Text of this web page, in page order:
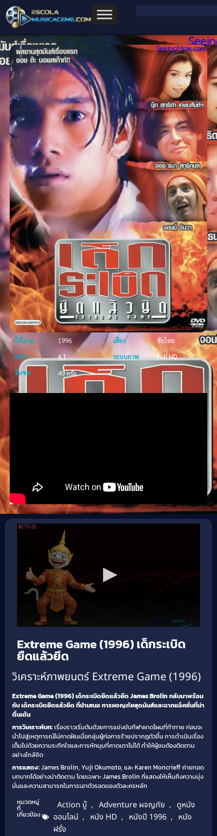
ปีที่ฉาย 1996 เสียง
ซับไทย
IMDb
6.1 ระบบภาพ
Full HD
รับชม
49 ครั้ง
Extreme Game (1996) เด็กระเบิด
ยืดแล้วยึด
วิเคราะห์ภาพยนตร์ Extreme Game (1996)
Extreme Game (1996) เด็กระเบิดยืดแล้วยึด James Brolin กลับมาพร้อม
กับ เด็กระเบิดยืดแล้วยึด ที่นำเสนอ การผจญภัยสุดมันส์และฉากแอ็คชั่นที่น่า
ตื่นเต้น
การวิเคราะห์บท:เรื่องราวเริ่มต้นด้วยการแข่งขันกีฬาผาดโผนที่ท้าทาย ก่อนจะ
นำไปสู่เหตุการณ์ไม่คาดฝันเมื่อกลุ่มผู้ก่อการร้ายปรากฏตัวขึ้น การดำเนินเรื่อง
เต็มไปด้วยความระทึกใจและการหักมุมที่คาดเดาไม่ได้ ทำให้ผู้ชมต้องติดตาม
อย่างใกล้ชิด
การแสดง:James Brolin, Yuji Okumoto, และ Karen Moncrieff ถ่ายทอด
บทบาทได้อย่างน่าติดตาม โดยเฉพาะ James Brolin ที่แสดงให้เห็นถึงความมุ่ง
มั่นและความสามารถในการเอาตัวรอดของตัวละครหลัก
หมวดหมู่
ที่
เกี่ยวข้อง
Action บู๊ , Adventure ผจญภัย ,
ดูหนัง
ออนไลน์ , หนัง HD , หนังปี 1996 ,
หนัง
ฝรั่ง